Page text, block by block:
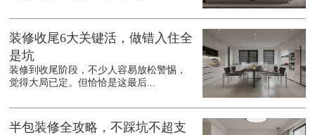
装修收尾6大关键活，做错入住全
是坑
装修到收尾阶段，不少人容易放松警惕，
觉得大局已定。但恰恰是这最后...
半包装修全攻略，不踩坑不超支